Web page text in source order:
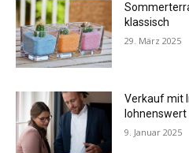
klassisch
29. März 2025
Verkauf mit
lohnenswert
9. Januar 2025